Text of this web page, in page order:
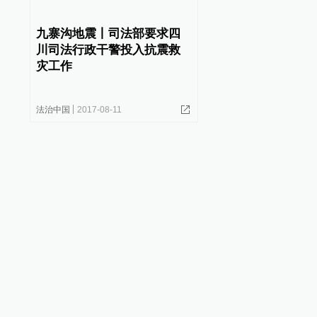
九寨沟地震丨司法部要求四
川司法行政干警投入抗震救
灾工作
法治中国 2017-08-11